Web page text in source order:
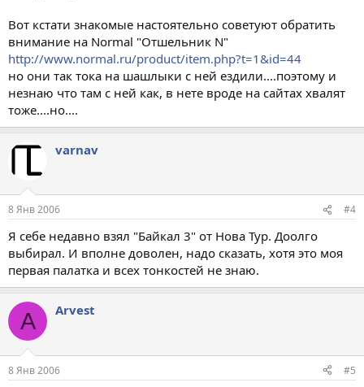
Вот кстати знакомые настоятельно советуют обратить
внимание на Normal "Отшельник N"
http://www.normal.ru/product/item.php?t=1&id=44
но они так тока на шашлыки с ней ездили....поэтому и
незнаю что там с ней как, в нете вроде на сайтах хвалят
тоже....но....
varnav
8 Янв 2006 #4
Я себе недавно взял "Байкал 3" от Нова Тур. Доолго
выбирал. И вполне доволен, надо сказать, хотя это моя
первая палатка и всех тонкостей не знаю.
A Arvest
8 Янв 2006 #5